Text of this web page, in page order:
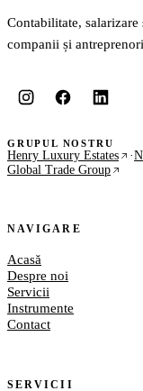
Contabilitate,
companii și
GRUPUL NOSTRU
Henry Luxury Estates ·
Global Trade Group
NAVIGARE
Acasă
Despre noi
Servicii
Instrumente
Contact
SERVICII